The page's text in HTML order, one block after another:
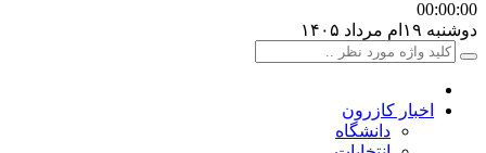
00:00:00
دوشنبه ۱۹ام مرداد ۱۴۰۵
اخبار کازرون
دانشگاه